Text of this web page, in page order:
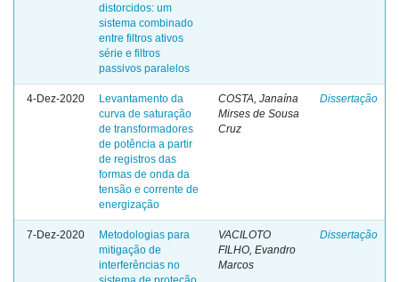
distorcidos: um
sistema combinado
entre filtros ativos
série e filtros
passivos paralelos
4-Dez-2020
Levantamento da
curva de saturação
de transformadores
de potência a partir
de registros das
formas de onda da
tensão e corrente de
energização
COSTA, Janaína
Mirses de Sousa
Cruz
Dissertação
7-Dez-2020
Metodologias para
mitigação de
interferências no
VACILOTO
FILHO, Evandro
Marcos
Dissertação